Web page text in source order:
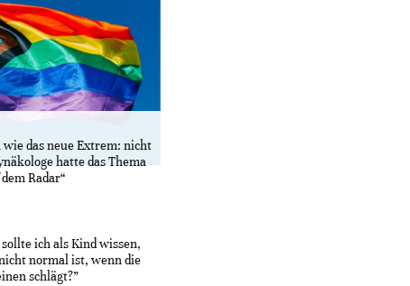
das neue Extrem: nicht
hatte das Thema
Radar“
ich als Kind wissen,
normal ist, wenn die
schlägt?”